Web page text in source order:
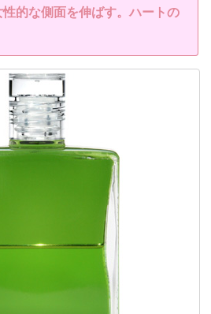
的な側面を伸ばす。ハートの